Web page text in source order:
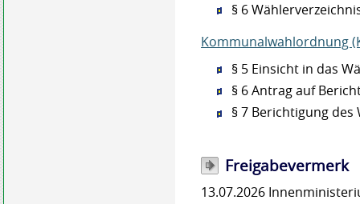
§ 6
Kommunalwahlordnung
§ 5 Einsicht in das
§ 6 Antrag auf
§ 7 Berichtigung des
Freigabevermerk
13.07.2026